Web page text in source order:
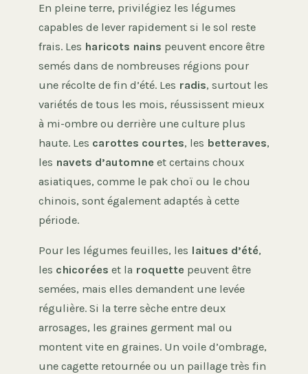
En pleine terre, privilégiez les légumes
capables de lever rapidement si le sol reste
frais. Les haricots nains peuvent encore être
semés dans de nombreuses régions pour
une récolte de fin d’été. Les radis, surtout les
variétés de tous les mois, réussissent mieux
à mi-ombre ou derrière une culture plus
haute. Les carottes courtes, les betteraves,
les navets d’automne et certains choux
asiatiques, comme le pak choï ou le chou
chinois, sont également adaptés à cette
période.
Pour les légumes feuilles, les laitues d’été,
les chicorées et la roquette peuvent être
semées, mais elles demandent une levée
régulière. Si la terre sèche entre deux
arrosages, les graines germent mal ou
montent vite en graines. Un voile d’ombrage,
une cagette retournée ou un paillage très fin